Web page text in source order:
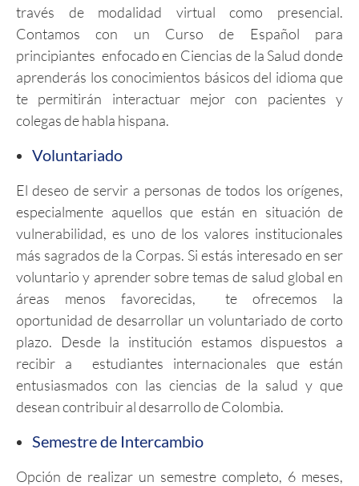
través de modalidad virtual como presencial.
Contamos con un Curso de Español para
principiantes enfocado en Ciencias de la Salud donde
aprenderás los conocimientos básicos del idioma que
te permitirán interactuar mejor con pacientes y
colegas de habla hispana.
Voluntariado
El deseo de servir a personas de todos los orígenes,
especialmente aquellos que están en situación de
vulnerabilidad, es uno de los valores institucionales
más sagrados de la Corpas. Si estás interesado en ser
voluntario y aprender sobre temas de salud global en
áreas menos favorecidas, te ofrecemos la
oportunidad de desarrollar un voluntariado de corto
plazo. Desde la institución estamos dispuestos a
recibir a estudiantes internacionales que están
entusiasmados con las ciencias de la salud y que
desean contribuir al desarrollo de Colombia.
Semestre de Intercambio
Opción de realizar un semestre completo, 6 meses,